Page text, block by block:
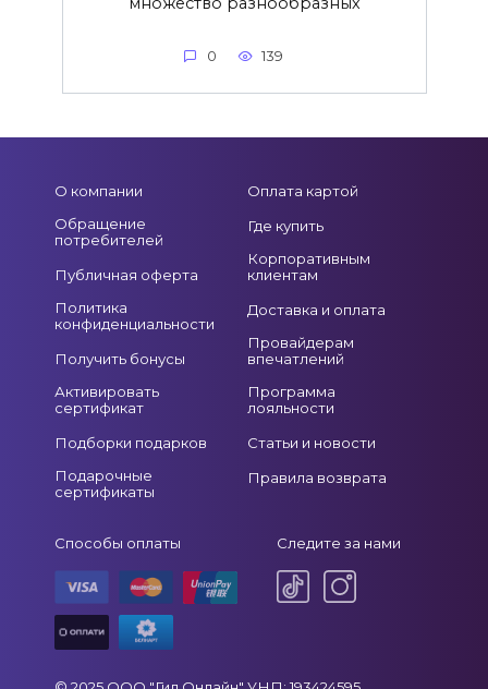
0 139
О компании
Обращение
потребителей
Публичная оферта
Политика
конфиденциальности
Получить бонусы
Активировать
сертификат
Подборки подарков
Подарочные
сертификаты
Оплата картой
Где купить
Корпоративным
клиентам
Доставка и оплата
Провайдерам
впечатлений
Программа
лояльности
Статьи и новости
Правила возврата
Способы оплаты Следите за нами